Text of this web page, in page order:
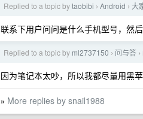
Replied to a topic bytaobibi › Android › 大
联系下用户问问是什么手机型号，然
Replied to a topic by ml2737150 › 问与答 ›
因为笔记本太吵，所以我都尽量用黑
» More replies by snail1988